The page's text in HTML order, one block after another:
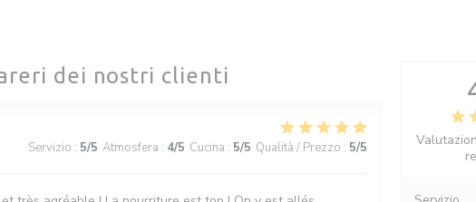
dei nostri clienti
Servizio : 5/5 Atmosfera : 4/5 Cucina : 5/5 Qualità / Prezzo : 5/5